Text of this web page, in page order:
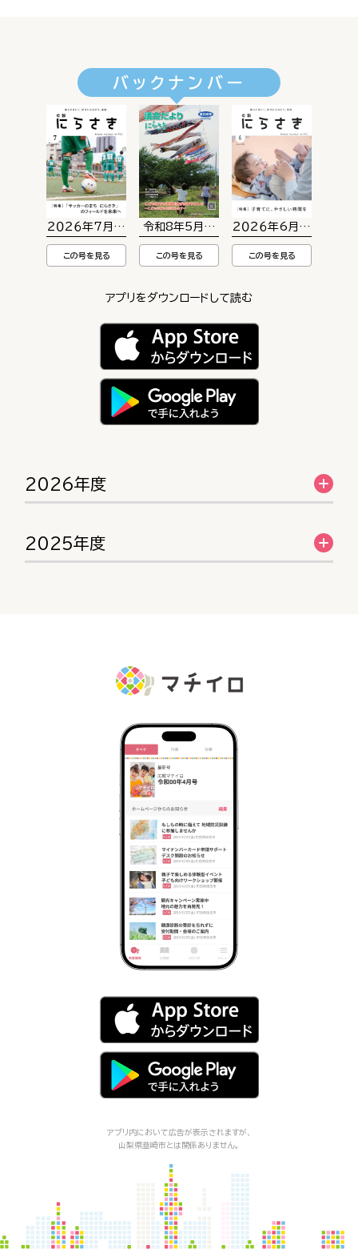
バックナンバー
２０２６年7月号 No.942
この号を見る
令和8年5月号No.208
この号を見る
２０２６年6月号 No.941
この号を見る
アプリをダウンロードして読む
2026年度
2025年度
アプリ内において広告が表示されますが、
山梨県韮崎市とは関係ありません。